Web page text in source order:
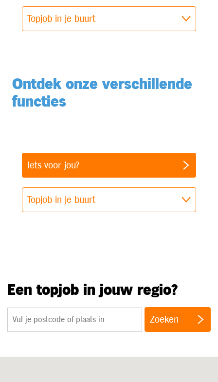
Topjob in je buurt
Ontdek onze verschillende
functies
Iets voor jou?
Topjob in je buurt
Een topjob in jouw regio?
Zoeken